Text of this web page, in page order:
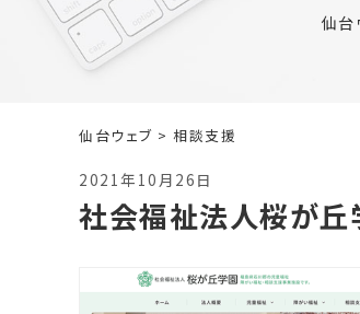
仙台
仙台ウェブ > 相談支援
2021年10月26日
社会福祉法人桜が丘